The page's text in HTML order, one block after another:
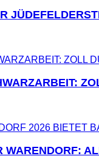
WARENDORF: